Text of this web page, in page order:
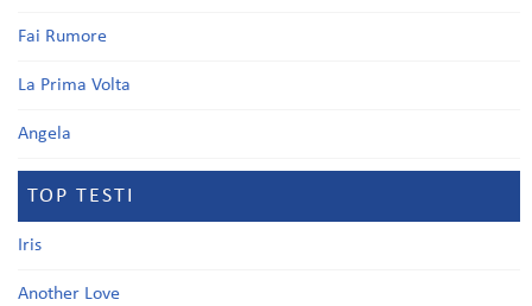
Fai Rumore
La Prima Volta
Angela
TOP TESTI
Iris
Another Love